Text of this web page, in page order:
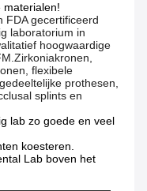
materialen!
FDA gecertificeerd
laboratorium in
hoogwaardige
flexibele
prothesen,
splints en
lab zo goede en veel
koesteren.
Lab boven het